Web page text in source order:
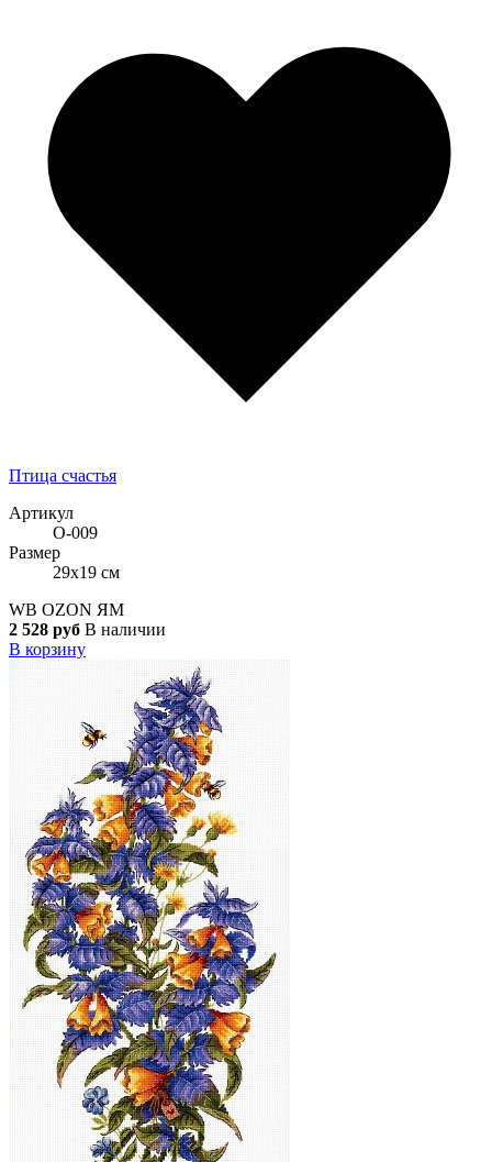
Птица счастья
Артикул
О-009
Размер
29x19 см
WB OZON ЯМ
2 528 руб В наличии
В корзину